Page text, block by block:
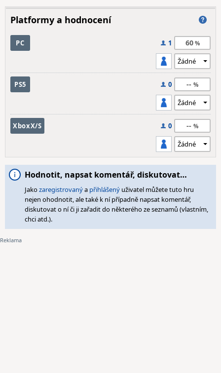
Platformy a hodnocení
PC 1 60
PS5 0 --
XboxX/S 0 --
Hodnotit, napsat komentář, diskutovat…
Jakozaregistrovanýa přihlášený uživatel můžete tuto hru
nejen ohodnotit, ale také k ní případně napsat komentář,
diskutovat o ní či ji zařadit do některého ze seznamů (vlastním,
chci atd.).